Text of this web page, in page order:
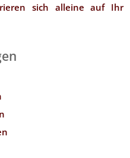
sich alleine auf Ihr